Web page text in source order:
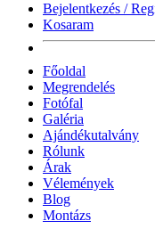
Bejelentkezés /
Kosaram
Főoldal
Megrendelés
Fotófal
Galéria
Ajándékutalvány
Rólunk
Árak
Vélemények
Blog
Montázs